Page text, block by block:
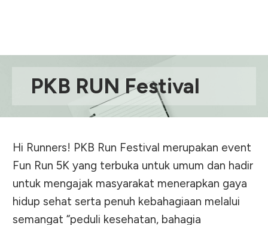
PKB RUN Festival
Hi Runners! PKB Run Festival merupakan event
Fun Run 5K yang terbuka untuk umum dan hadir
untuk mengajak masyarakat menerapkan gaya
hidup sehat serta penuh kebahagiaan melalui
semangat “peduli kesehatan, bahagia